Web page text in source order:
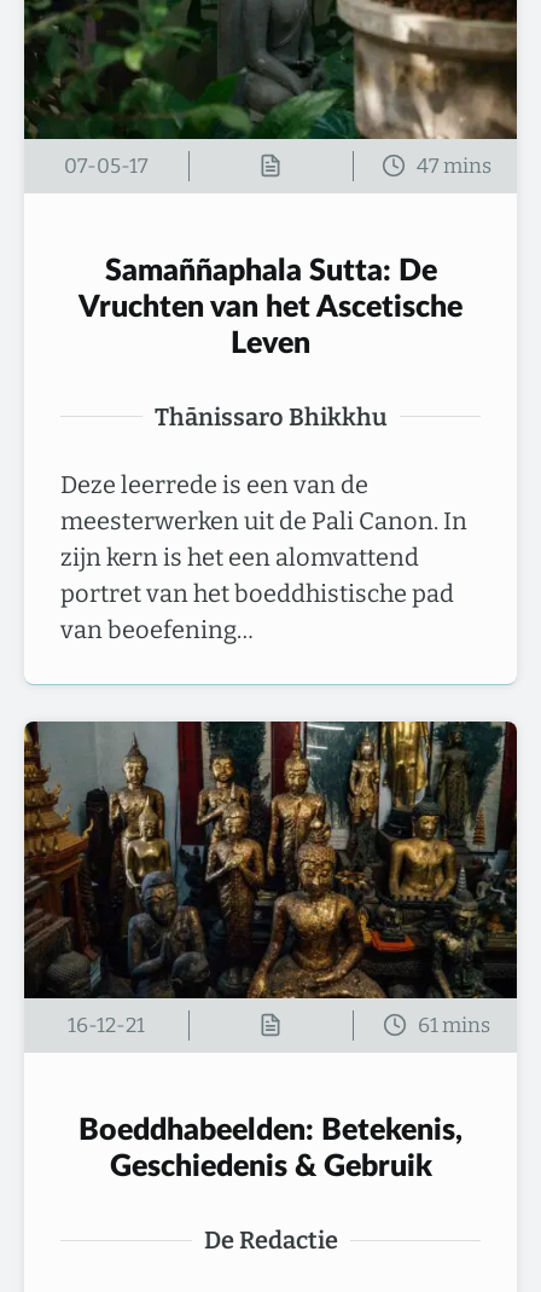
07-05-17
Samaññaphala Sutta: De
Vruchten van het Ascetische
Leven
Thānissaro Bhikkhu
Deze leerrede is een van de
meesterwerken uit de Pali Canon. In
zijn kern is het een alomvattend
portret van het boeddhistische pad
van beoefening…
16-12-21
Boeddhabeelden: Betekenis,
Geschiedenis & Gebruik
De Redactie